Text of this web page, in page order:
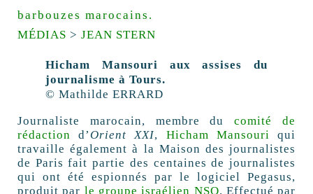
barbouzes marocains.
MÉDIAS > JEAN STERN
Hicham Mansouri aux assises du
journalisme à Tours.
© Mathilde ERRARD
Journaliste marocain, membre ducomité de
rédaction d’Orient XXI, Hicham Mansouri
qui
travaille également à la Maison des journalistes
de Paris fait partie des centaines de journalistes
qui ont été espionnés par le logiciel Pegasus,
produit par le groupe israélien NSO. Effectué par